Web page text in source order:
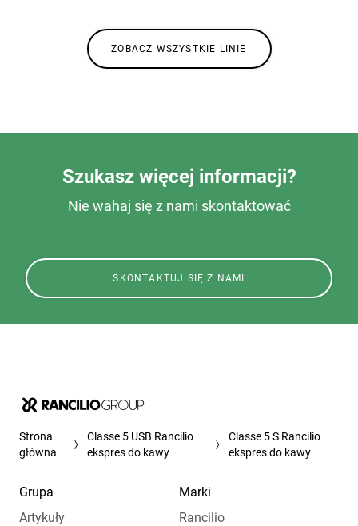
ZOBACZ WSZYSTKIE LINIE
Szukasz więcej informacji?
Nie wahaj się z nami skontaktować
SKONTAKTUJ SIĘ Z NAMI
Strona
główna
Classe 5 USB Rancilio
ekspres do kawy
Classe 5 S Rancilio
ekspres do kawy
Grupa
Artykuły
Marki
Rancilio